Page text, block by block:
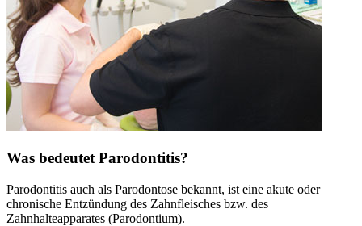
Was bedeutet Parodontitis?
Parodontitis auch als Parodontose bekannt, ist eine akute oder
chronische Entzündung des Zahnfleisches bzw. des
Zahnhalteapparates (Parodontium).